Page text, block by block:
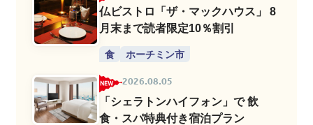
仏ビストロ「ザ・マックハウス」 8
月末まで読者限定10％割引
食 ホーチミン市
2026.08.05
「シェラトンハイフォン」で 飲
食・スパ特典付き宿泊プラン